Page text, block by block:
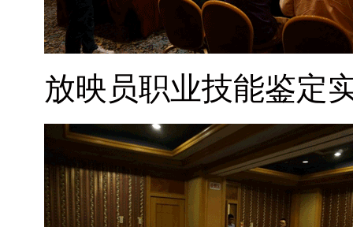
放映员职业技能鉴定